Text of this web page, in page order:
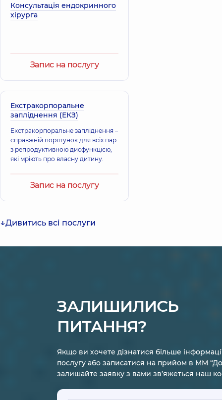
Консультація ендокринного
хірурга
Запис на послугу
Екстракорпоральне
запліднення (ЕКЗ)
Екстракорпоральне запліднення –
справжній порятунок для всіх пар
з репродуктивною дисфункцією,
які мріють про власну дитину.
Запис на послугу
Дивитись всі послуги
ЗАЛИШИЛИСЬ
ПИТАННЯ?
Якщо ви хочете дізнатися більше
послугу або записатися на прийом в ММ
залишайте заявку з вами зв’яжеться наш